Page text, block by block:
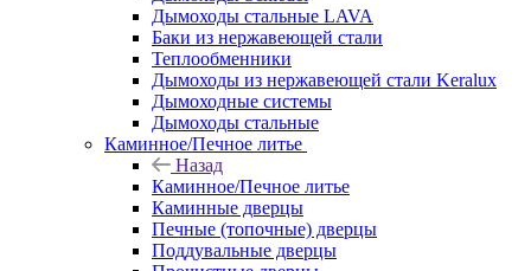
Дымоходы стальные LAVA
Баки из нержавеющей стали
Теплообменники
Дымоходы из нержавеющей стали Keralux
Дымоходные системы
Дымоходы стальные
Каминное/Печное литье
Назад
Каминное/Печное литье
Каминные дверцы
Печные (топочные) дверцы
Поддувальные дверцы